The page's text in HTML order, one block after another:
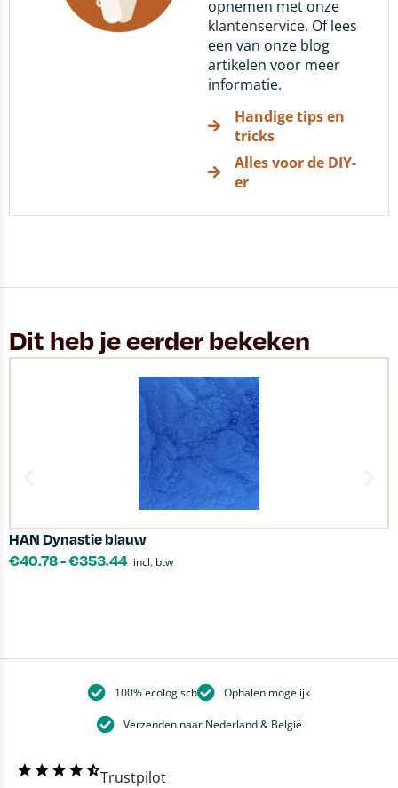
opnemen met onze
klantenservice. Of lees
een van onze blog
artikelen voor meer
informatie.
Handige tips en
tricks
Alles voor de DIY-
er
Dit heb je eerder bekeken
HAN Dynastie blauw
€40.78-€353.44 incl. btw
100% ecologisch Ophalen mogelijk
Verzenden naar Nederland & België
Trustpilot